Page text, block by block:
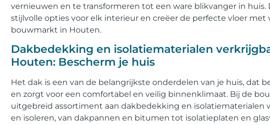
vernieuwen en te transformeren tot een ware blikvanger in huis.
stijlvolle opties voor elk interieur en creëer de perfecte vloer
bouwmarkt in Houten.
Dakbedekking en isolatiematerialen
Houten: Bescherm je huis
Het dak is een van de belangrijkste onderdelen van je huis, dat
en zorgt voor een comfortabel en veilig binnenklimaat. Bij de
uitgebreid assortiment aan dakbedekking en isolatiematerialen
en isoleren, van dakpannen en bitumen tot isolatieplaten en